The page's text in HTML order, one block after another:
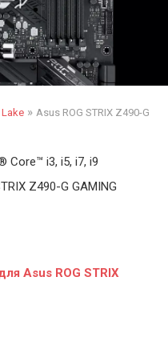
» Asus ROG STRIX Z490-G
Core™ i3, i5, i7, i9
Z490-G GAMING
Asus ROG STRIX